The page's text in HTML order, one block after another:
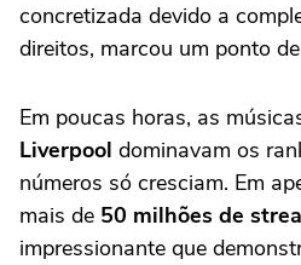
concretizada devido a
direitos, marcou um ponto
Em poucas horas, as
Liverpool dominavam os
números só cresciam. Em
mais de 50 milhões de
impressionante que